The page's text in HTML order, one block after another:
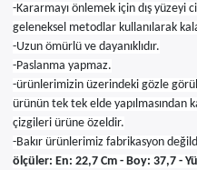
-Kararmayı önlemek için dış yüzeyi
geleneksel metodlar kullanılarak
-Uzun ömürlü ve dayanıklıdır.
-Paslanma yapmaz.
-ürünlerimizin üzerindeki gözle
ürünün tek tek elde yapılmasından
çizgileri ürüne özeldir.
-Bakır ürünlerimiz fabrikasyon
ölçüler: En: 22,7 Cm - Boy: 37,7 -